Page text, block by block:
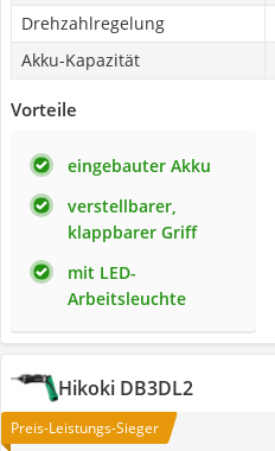
Drehzahlregelung
Akku-Kapazität
Vorteile
eingebauter Akku
verstellbarer,
klappbarer Griff
mit LED-
Arbeitsleuchte
Hikoki DB3DL2
Preis-Leistungs-Sieger